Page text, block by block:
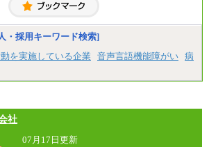
・採用キーワード検索]
を実施している企業 音声言語機能障がい 病
社
07月17日更新